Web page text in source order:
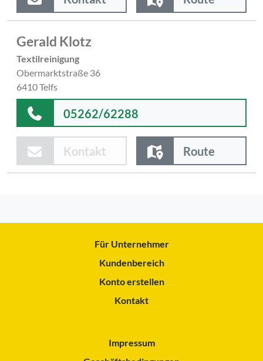
Gerald Klotz
Textilreinigung
Obermarktstraße 36
6410 Telfs
05262/62288
Kontakt Route
Für Unternehmer
Kundenbereich
Konto erstellen
Kontakt
Impressum